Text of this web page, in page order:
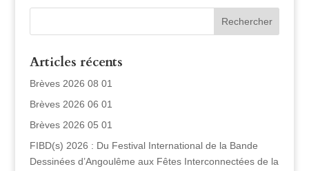
Articles récents
Brèves 2026 08 01
Brèves 2026 06 01
Brèves 2026 05 01
FIBD(s) 2026 : Du Festival International de la Bande
Dessinées d’Angoulême aux Fêtes Interconnectées de la